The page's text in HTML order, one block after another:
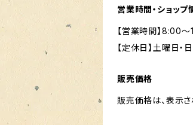
営業時間・ショップ
【営業時間】8:00
【定休日】土曜日・
販売価格
販売価格は、表示さ